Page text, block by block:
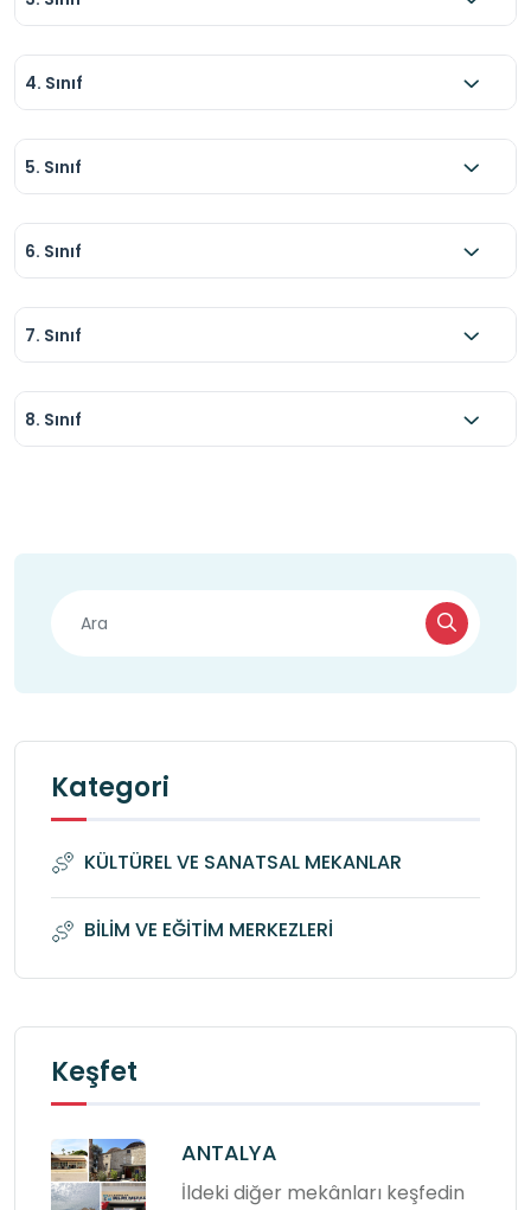
4. Sınıf
5. Sınıf
6. Sınıf
7. Sınıf
8. Sınıf
Kategori
KÜLTÜREL VE SANATSAL MEKANLAR
BİLİM VE EĞİTİM MERKEZLERİ
Keşfet
ANTALYA
İldeki diğer mekânları keşfedin